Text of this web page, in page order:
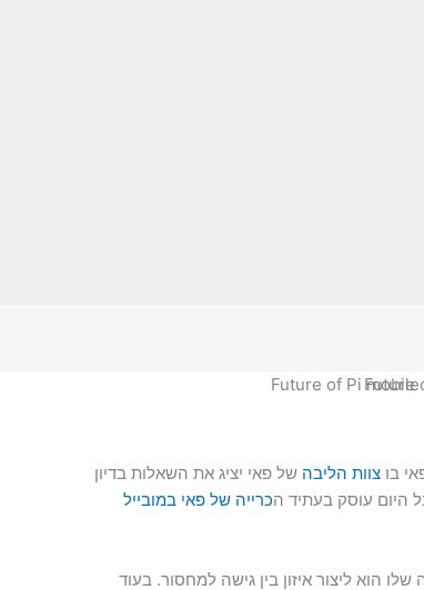
בוצוות הליבה של פאי יציג את השאלות בדיון
היום עוסק בעתיד הכרייה של פאי במובייל
הוא ליצור איזון בין גישה למחסור. בעוד